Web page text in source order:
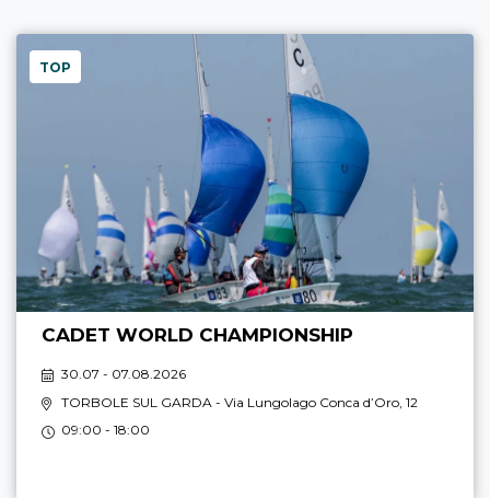
TOP
CADET WORLD CHAMPIONSHIP
30.07 - 07.08.2026
TORBOLE SUL GARDA - Via Lungolago Conca d’Oro, 12
09:00 - 18:00